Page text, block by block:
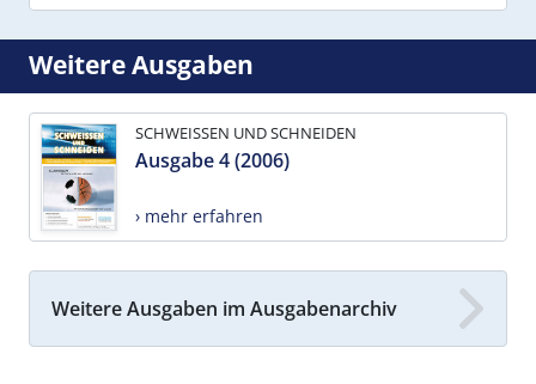
Weitere Ausgaben
SCHWEISSEN UND SCHNEIDEN
Ausgabe 4 (2006)
› mehr erfahren
Weitere Ausgaben im Ausgabenarchiv